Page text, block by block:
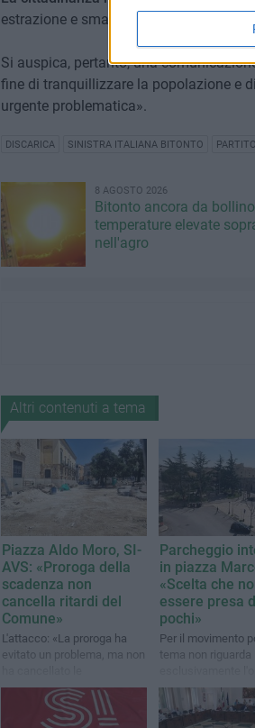
estrazione e smaltimento del percolato.
Si auspica, pertanto, una
fine di tranquillizzare la popolazione e
urgente problematica».
DISCARICA SINISTRA ITALIANA BITONTO
8 AGOSTO 2026
Bitonto ancora da
temperature elevate
nell'agro
Altri contenuti a tema
Piazza Aldo Moro, SI-
AVS: «Proroga della
scadenza non
cancella ritardi del
Comune»
L'attacco: «La proroga ha
evitato un problema, ma non
responsabilità di chi quel
problema lo ha creato»
Parcheggio
in piazza
«Scelta che
essere presa
pochi»
Per il movimento
tema non riguarda
ma investe il modo
vengono assunte
decisioni